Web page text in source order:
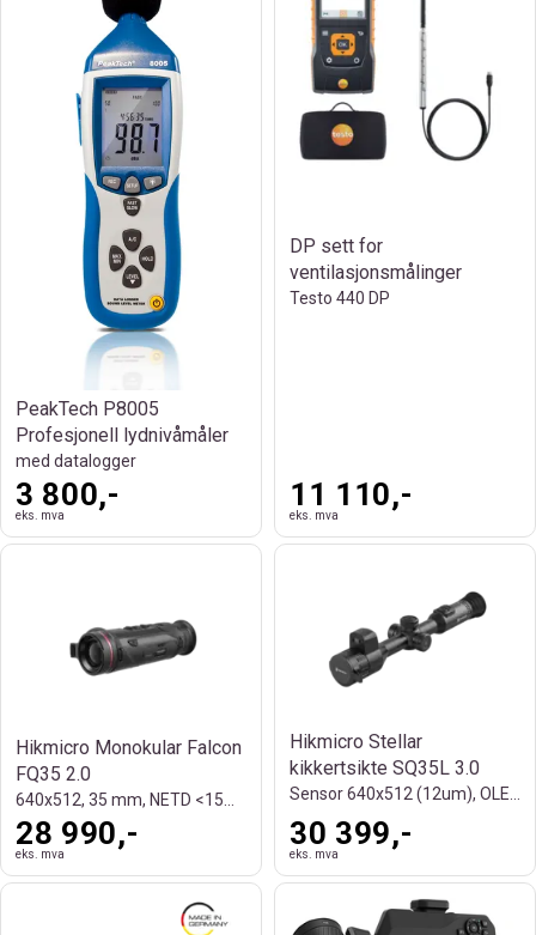
PeakTech P8005
Profesjonell lydnivåmåler
med datalogger
3 800,-
eks. mva
DP sett for
ventilasjonsmålinger
Testo 440 DP
11 110,-
eks. mva
Hikmicro Monokular Falcon
FQ35 2.0
640x512, 35 mm, NETD <15mK
28 990,-
eks. mva
Hikmicro Stellar
kikkertsikte SQ35L 3.0
Sensor 640x512 (12um), OLED 2560x2560
30 399,-
eks. mva